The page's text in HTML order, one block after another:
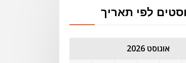
לפי תאריך
אוגוסט 2026